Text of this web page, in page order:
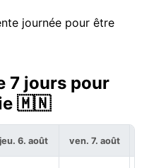
journée pour être
7 jours pour
🇲🇳
jeu. 6. août ven. 7. août